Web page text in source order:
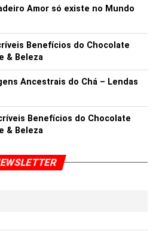
Amor só existe no Mundo
Benefícios do Chocolate
& Beleza
Ancestrais do Chá – Lendas
Benefícios do Chocolate
& Beleza